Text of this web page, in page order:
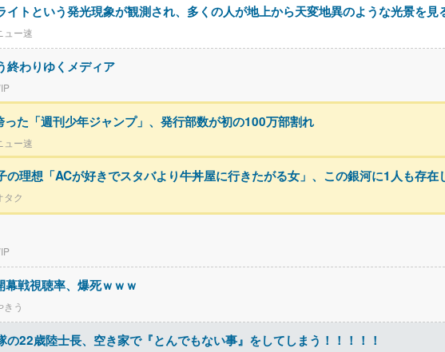
イトという発光現象が観測され、多くの人が地上から天変地異のような光景を見
ュー速
終わりゆくメディア
た「週刊少年ジャンプ」、発行部数が初の100万部割れ
ュー速
の理想「ACが好きでスタバより牛丼屋に行きたがる女」、この銀河に1人も存在
タク
幕戦視聴率、爆死ｗｗｗ
きう
の22歳陸士長、空き家で『とんでもない事』をしてしまう！！！！！